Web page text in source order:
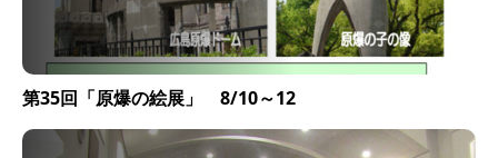
第35回「原爆の絵展」 8/10～12